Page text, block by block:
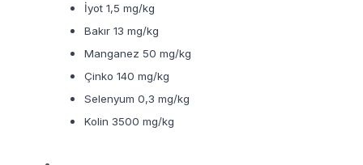
İyot 1,5 mg/kg
Bakır 13 mg/kg
Manganez 50 mg/kg
Çinko 140 mg/kg
Selenyum 0,3 mg/kg
Kolin 3500 mg/kg